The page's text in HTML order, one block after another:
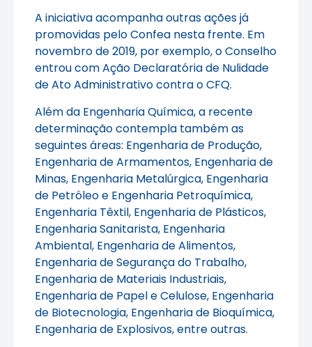
A iniciativa acompanha outras ações já
promovidas pelo Confea nesta frente. Em
novembro de 2019, por exemplo, o Conselho
entrou com Ação Declaratória de Nulidade
de Ato Administrativo contra o CFQ.
Além da Engenharia Química, a recente
determinação contempla também as
seguintes áreas: Engenharia de Produção,
Engenharia de Armamentos, Engenharia de
Minas, Engenharia Metalúrgica, Engenharia
de Petróleo e Engenharia Petroquímica,
Engenharia Têxtil, Engenharia de Plásticos,
Engenharia Sanitarista, Engenharia
Ambiental, Engenharia de Alimentos,
Engenharia de Segurança do Trabalho,
Engenharia de Materiais Industriais,
Engenharia de Papel e Celulose, Engenharia
de Biotecnologia, Engenharia de Bioquímica,
Engenharia de Explosivos, entre outras.